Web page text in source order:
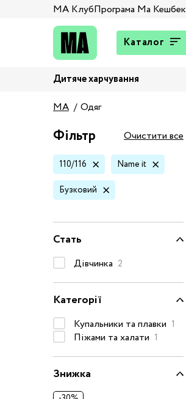
МА КлубПрограма Ма Кешбек
Каталог
Одяг
Верхній
Жакети
Колготи
Костюми
Спідня
Окуляри
Піжами та
Сукні та
Дитяче харчування
MA
Одяг
Фільтр Очистити все
110/116 Name it
Бузковий
Стать
Дівчинка 2
Категорії
Купальники та плавки 1
Піжами та халати 1
Знижка